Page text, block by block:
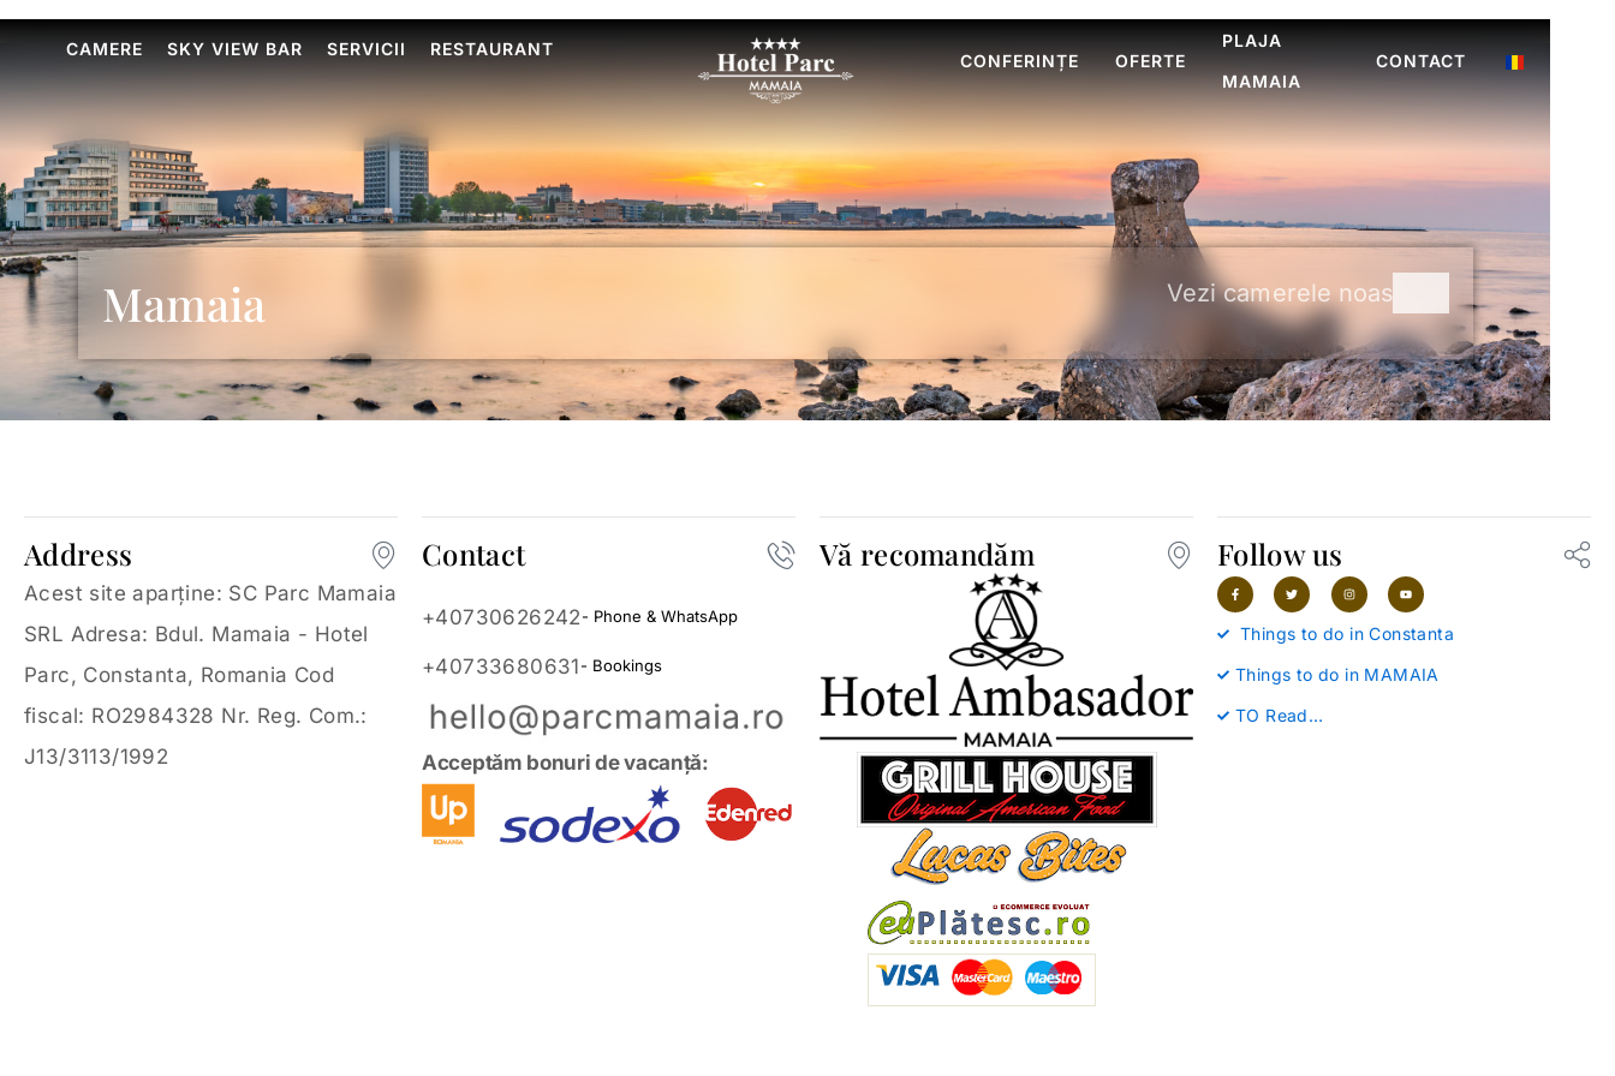
CAMERE SKY VIEW BAR SERVICII RESTAURANT
CONFERINȚE OFERTE
PLAJA
MAMAIA
CONTACT
Mamaia Vezi camerele noastre
Address
Acest site aparține: SC Parc Mamaia
SRL Adresa: Bdul. Mamaia - Hotel
Parc, Constanta, Romania Cod
fiscal: RO2984328 Nr. Reg. Com.:
J13/3113/1992
Contact
+40730626242- Phone & WhatsApp
+40733680631- Bookings
Acceptăm bonuri de vacanță:
Vă recomandăm Follow us
F
a
c
e
b
-
T
w
i
t
e
I
n
s
t
a
g
m
Y
o
u
t
u
b
Things to do in Constanta
Things to do in MAMAIA
TO Read…